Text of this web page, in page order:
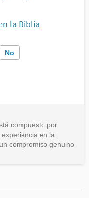
la Biblia
No
incorrecta
compuesto por
en la
compromiso genuino